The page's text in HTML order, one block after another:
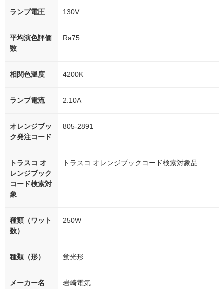
ランプ電圧 130V
平均演色評価
数
Ra75
相関色温度 4200K
ランプ電流 2.10A
オレンジブッ
ク発注コード
805-2891
トラスコ オ
レンジブック
コード検索対
象
トラスコ オレンジブックコード検索対象品
種類（ワット
数）
250W
種類（形） 蛍光形
メーカー名 岩崎電気